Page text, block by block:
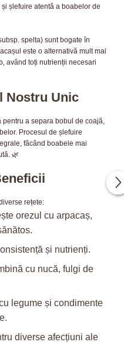
șlefuire atentă a boabelor de
spelta) sunt bogate în
este o alternativă mult mai
având toți nutrienții necesari
Nostru Unic
a separa bobul de coajă,
Procesul de șlefuire
făcând boabele mai
🌿
rețete:
orezul cu arpacaș,
și nutrienți.
cu nucă, fulgi de
legume și condimente
diverse afecțiuni ale